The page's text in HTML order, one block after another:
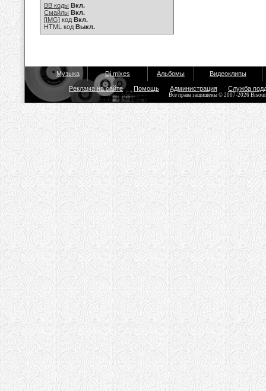
BB коды Вкл.
Смайлы Вкл.
[IMG] код Вкл.
HTML код Выкл.
Музыка Dj mixes Альбомы Видеоклипы
Реклама на сайте Помощь Администрация Служба
Все права защищены © 2007-2026